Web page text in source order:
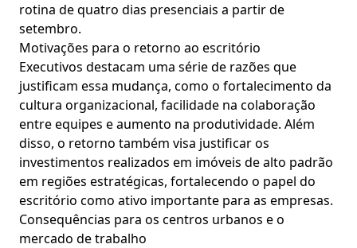
rotina de quatro dias presenciais a partir de
setembro.
Motivações para o retorno ao escritório
Executivos destacam uma série de razões que
justificam essa mudança, como o fortalecimento da
cultura organizacional, facilidade na colaboração
entre equipes e aumento na produtividade. Além
disso, o retorno também visa justificar os
investimentos realizados em imóveis de alto padrão
em regiões estratégicas, fortalecendo o papel do
escritório como ativo importante para as empresas.
Consequências para os centros urbanos e o
mercado de trabalho